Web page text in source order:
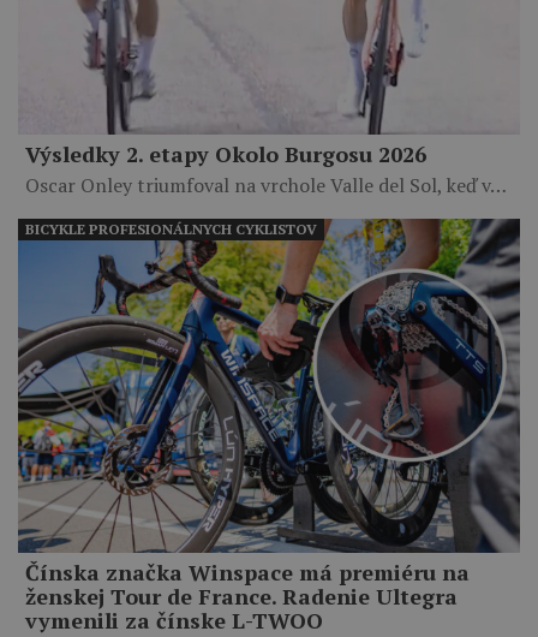
Výsledky 2. etapy Okolo Burgosu 2026
Oscar Onley triumfoval na vrchole Valle del Sol, keď v…
Čínska značka Winspace má premiéru na
ženskej Tour de France. Radenie Ultegra
vymenili za čínske L-TWOO
BICYKLE PROFESIONÁLNYCH CYKLISTOV